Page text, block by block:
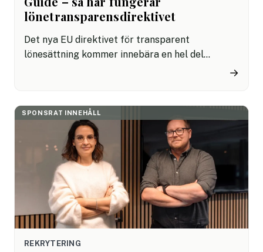
lönetransparensdirektivet
Det nya EU direktivet för transparent
lönesättning kommer innebära en hel del
omställningar, men förhoppningsvis kommer det
direktivet rent praktiskt och vad innebär det för
dig som arbetsgivare? Här reder vi ut.
→
SPONSRAT INNEHÅLL
REKRYTERING